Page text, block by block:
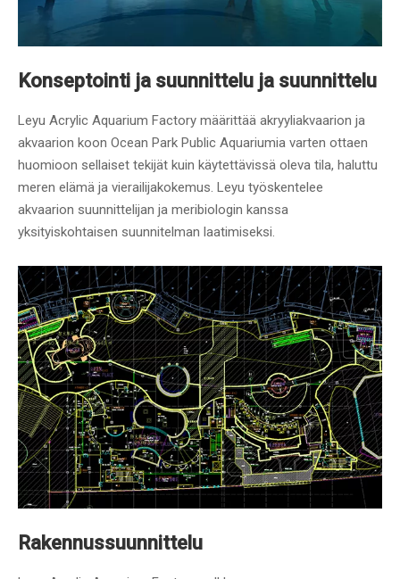
Konseptointi ja suunnittelu ja suunnittelu
Leyu Acrylic Aquarium Factory määrittää akryyliakvaarion ja
akvaarion koon Ocean Park Public Aquariumia varten ottaen
huomioon sellaiset tekijät kuin käytettävissä oleva tila, haluttu
meren elämä ja vierailijakokemus. Leyu työskentelee
akvaarion suunnittelijan ja meribiologin kanssa
yksityiskohtaisen suunnitelman laatimiseksi.
Rakennussuunnittelu